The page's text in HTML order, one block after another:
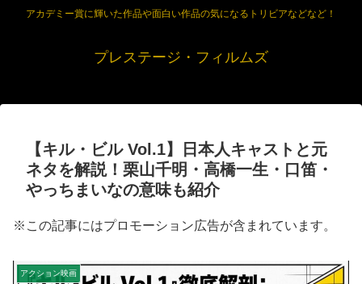
アカデミー賞に輝いた作品や面白い作品の気になるトリビアなどなど！
プレステージ・フィルムズ
【キル・ビル Vol.1】日本人キャストと元
ネタを解説！栗山千明・高橋一生・口笛・
やっちまいなの意味も紹介
※この記事にはプロモーション広告が含まれています。
アクション映画